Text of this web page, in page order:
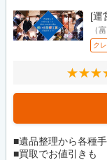
[運
（
ク
■遺品整理から各種
■買取でお値引きも